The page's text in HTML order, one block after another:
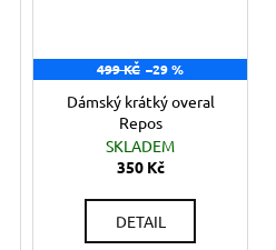
499 KČ –29 %
Dámský krátký overal
Repos
SKLADEM
350 Kč
DETAIL